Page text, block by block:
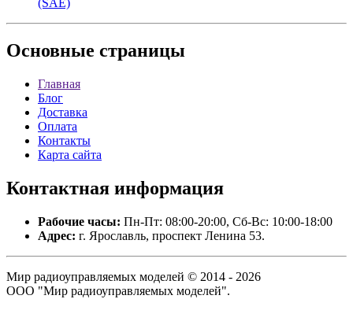
(SAE)
Основные страницы
Главная
Блог
Доставка
Оплата
Контакты
Карта сайта
Контактная информация
Рабочие часы: Пн-Пт: 08:00-20:00, Сб-Вс: 10:00-18:00
Адрес: г. Ярославль, проспект Ленина 53.
Мир радиоуправляемых моделей © 2014 - 2026
ООО "Мир радиоуправляемых моделей".